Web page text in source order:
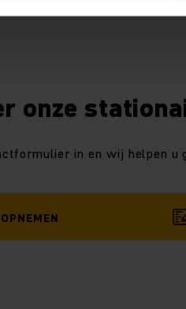
onze
in en wij helpen u